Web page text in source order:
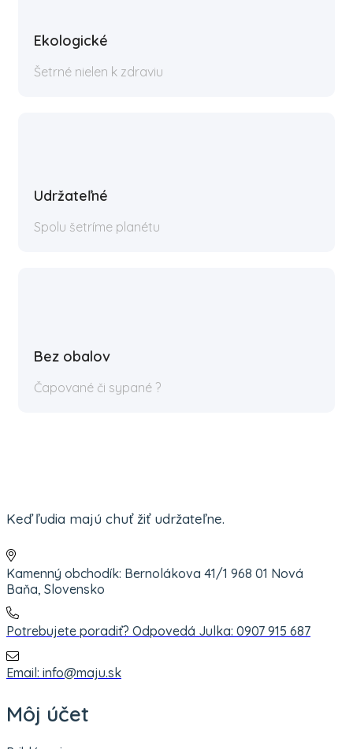
Ekologické
Šetrné nielen k zdraviu
Udržateľné
Spolu šetríme planétu
Bez obalov
Čapované či sypané ?
Keď ľudia majú chuť žiť udržateľne.
Kamenný obchodík: Bernolákova 41/1 968 01 Nová
Baňa, Slovensko
Potrebujete poradiť? Odpovedá Julka: 0907 915 687
Email: info@maju.sk
Môj účet